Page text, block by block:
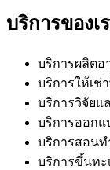
บริการของเ
บริการผลิตอ
บริการให้เช่
บริการวิจัย
บริการออก
บริการสอน
บริการขึ้นท